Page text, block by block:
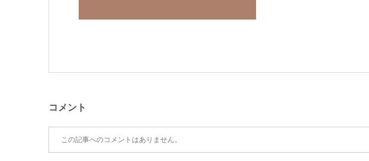
コメント
この記事へのコメントはありません。